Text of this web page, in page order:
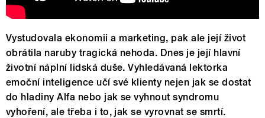
Vystudovala ekonomii a marketing, pak ale její život
obrátila naruby tragická nehoda. Dnes je její hlavní
životní náplní lidská duše. Vyhledávaná lektorka
emoční inteligence učí své klienty nejen jak se dostat
do hladiny Alfa nebo jak se vyhnout syndromu
vyhoření, ale třeba i to, jak se vyrovnat se smrtí.